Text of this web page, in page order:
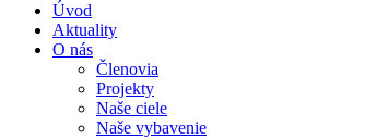
Úvod
Aktuality
O nás
Členovia
Projekty
Naše ciele
Naše vybavenie